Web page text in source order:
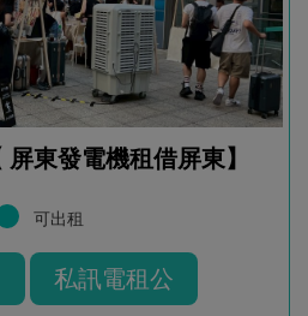
屏東發電機租借屏東】
可出租
私訊電租公